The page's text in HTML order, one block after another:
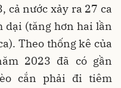
cả nước xảy ra 27 ca
dại (tăng hơn hai lần
Theo thống kê của
2023 đã có gần
cắn phải đi tiêm